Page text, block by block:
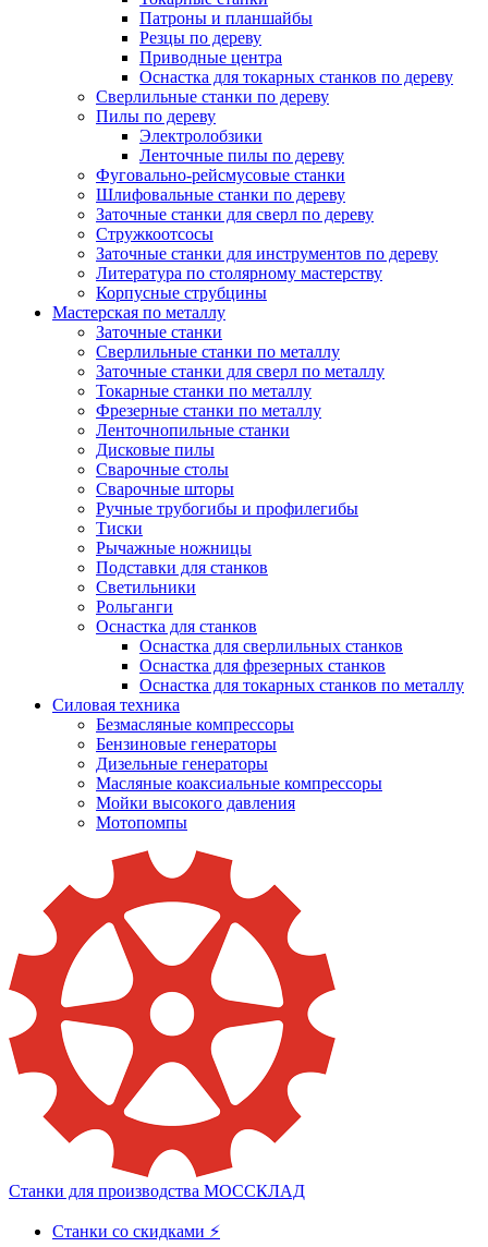
Патроны и планшайбы
Резцы по дереву
Приводные центра
Оснастка для токарных станков по дереву
Сверлильные станки по дереву
Пилы по дереву
Электролобзики
Ленточные пилы по дереву
Фуговально-рейсмусовые станки
Шлифовальные станки по дереву
Заточные станки для сверл по дереву
Стружкоотсосы
Заточные станки для инструментов по дереву
Литература по столярному мастерству
Корпусные струбцины
Мастерская по металлу
Заточные станки
Сверлильные станки по металлу
Заточные станки для сверл по металлу
Токарные станки по металлу
Фрезерные станки по металлу
Ленточнопильные станки
Дисковые пилы
Сварочные столы
Сварочные шторы
Ручные трубогибы и профилегибы
Тиски
Рычажные ножницы
Подставки для станков
Светильники
Рольганги
Оснастка для станков
Оснастка для сверлильных станков
Оснастка для фрезерных станков
Оснастка для токарных станков по металлу
Силовая техника
Безмасляные компрессоры
Бензиновые генераторы
Дизельные генераторы
Масляные коаксиальные компрессоры
Мойки высокого давления
Мотопомпы
Станки для производства МОССКЛАД
Станки со скидками ⚡